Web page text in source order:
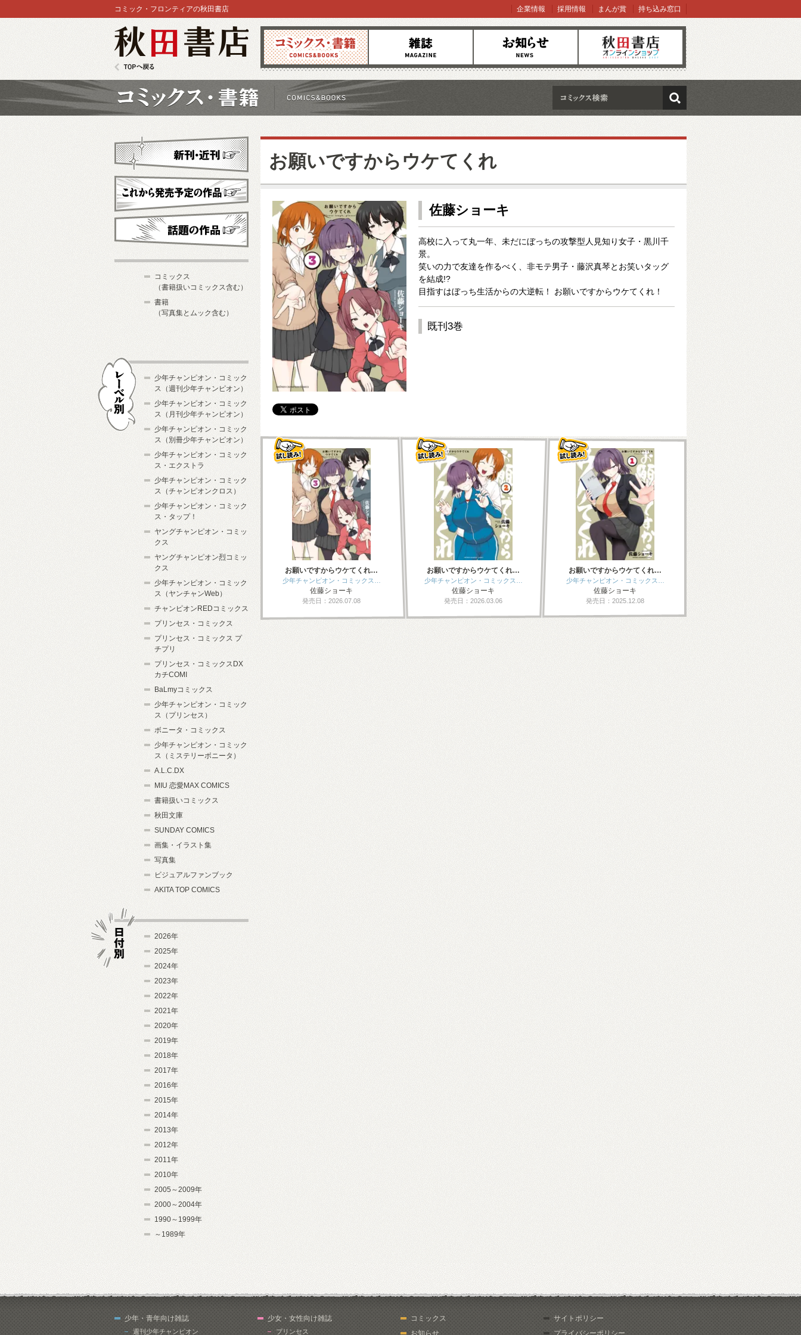
コミックス 雑誌 お知らせ オンラインショップ
コミック・フロンティアの秋田書店 企業情報 採用情報 まんが賞 持ち込み窓口
検索
お願いですからウケてくれ
佐藤ショーキ
高校に入って丸一年、未だにぼっちの攻撃型人見知り女子・黒川千
景。
笑いの力で友達を作るべく、非モテ男子・藤沢真琴とお笑いタッグ
を結成!?
目指すはぼっち生活からの大逆転！ お願いですからウケてくれ！
既刊3巻
お願いですからウケてくれ…
少年チャンピオン・コミックス…
佐藤ショーキ
発売日：2026.07.08
お願いですからウケてくれ…
少年チャンピオン・コミックス…
佐藤ショーキ
発売日：2026.03.06
お願いですからウケてくれ…
少年チャンピオン・コミックス…
佐藤ショーキ
発売日：2025.12.08
新刊・近刊
これから発売予定
コミックス
（書籍扱いコミックス含む）
書籍
（写真集とムック含む）
少年チャンピオン・コミック
ス（週刊少年チャンピオン）
少年チャンピオン・コミック
ス（月刊少年チャンピオン）
少年チャンピオン・コミック
ス（別冊少年チャンピオン）
少年チャンピオン・コミック
ス・エクストラ
少年チャンピオン・コミック
ス（チャンピオンクロス）
少年チャンピオン・コミック
ス・タップ！
ヤングチャンピオン・コミッ
クス
ヤングチャンピオン烈コミッ
クス
少年チャンピオン・コミック
ス（ヤンチャンWeb）
チャンピオンREDコミックス
プリンセス・コミックス
プリンセス・コミックス プ
チプリ
プリンセス・コミックスDX
カチCOMI
BaLmyコミックス
少年チャンピオン・コミック
ス（プリンセス）
ボニータ・コミックス
少年チャンピオン・コミック
ス（ミステリーボニータ）
A.L.C.DX
MIU 恋愛MAX COMICS
書籍扱いコミックス
秋田文庫
SUNDAY COMICS
画集・イラスト集
写真集
ビジュアルファンブック
AKITA TOP COMICS
2026年
2025年
2024年
2023年
2022年
2021年
2020年
2019年
2018年
2017年
2016年
2015年
2014年
2013年
2012年
2011年
2010年
2005～2009年
2000～2004年
1990～1999年
～1989年
少年・青年向け雑誌
週刊少年チャンピオン
少女・女性向け雑誌
プリンセス
コミックス
お知らせ
サイトポリシー
プライバシーポリシー